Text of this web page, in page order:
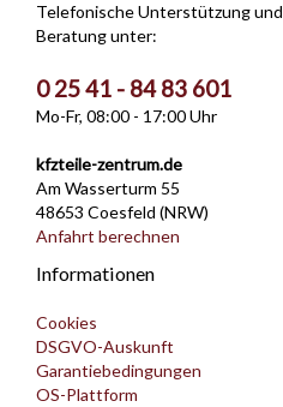
Telefonische Unterstützung und
Beratung unter:
0 25 41 - 84 83 601
Mo-Fr, 08:00 - 17:00 Uhr
kfzteile-zentrum.de
Am Wasserturm 55
48653 Coesfeld (NRW)
Anfahrt berechnen
Informationen
Cookies
DSGVO-Auskunft
Garantiebedingungen
OS-Plattform